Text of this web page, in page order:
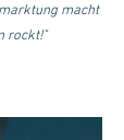
macht
rockt!"